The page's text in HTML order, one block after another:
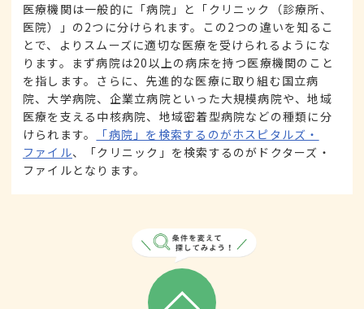
医療機関は一般的に「病院」と「クリニック（診療所、
医院）」の2つに分けられます。この2つの違いを知るこ
とで、よりスムーズに適切な医療を受けられるようにな
ります。まず病院は20以上の病床を持つ医療機関のこと
を指します。さらに、先進的な医療に取り組む国立病
院、大学病院、企業立病院といった大規模病院や、地域
医療を支える中核病院、地域密着型病院などの種類に分
けられます。
「病院」を検索するのがホスピタルズ・
ファイル、「クリニック」を検索するのがドクターズ・
ファイルとなります。